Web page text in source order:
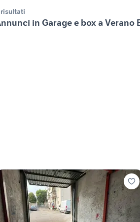
in Garage e box a Verano